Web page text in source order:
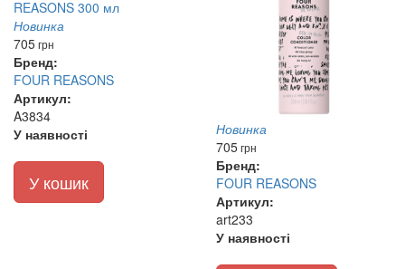
Новинка
705грн
Бренд:
FOUR REASONS
Артикул:
A3834
У наявності
У кошик
Новинка
705грн
Бренд:
FOUR REASONS
Артикул:
art233
У наявності